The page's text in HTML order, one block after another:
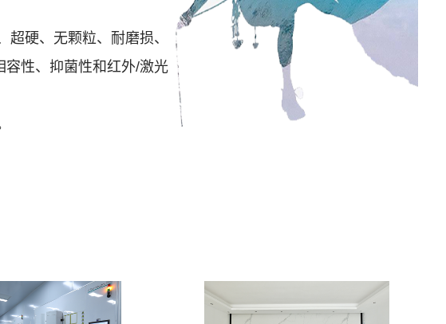
硬、无颗粒、耐磨损、
性、抑菌性和红外/激光